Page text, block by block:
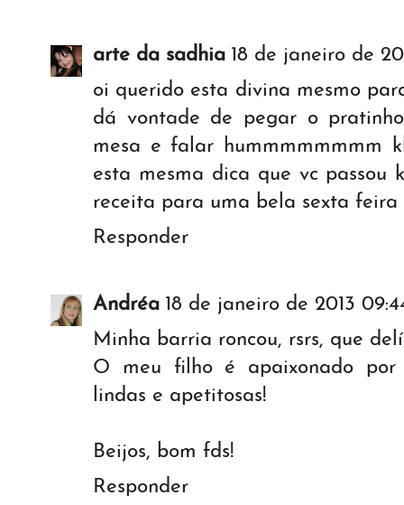
arte da sadhia 18 de janeiro de
oi querido esta divina mesmo
dá vontade de pegar o
mesa e falar hummmmmmmm
esta mesma dica que vc
receita para uma bela sexta feira
Responder
Andréa 18 de janeiro de 2013
Minha barria roncou, rsrs, que
O meu filho é apaixonado por
lindas e apetitosas!
Beijos, bom fds!
Responder